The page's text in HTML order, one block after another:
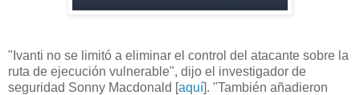
"Ivanti no se limitó a eliminar el control del atacante sobre la
ruta de ejecución vulnerable", dijo el investigador de
seguridad Sonny Macdonald [aquí]. "También añadieron